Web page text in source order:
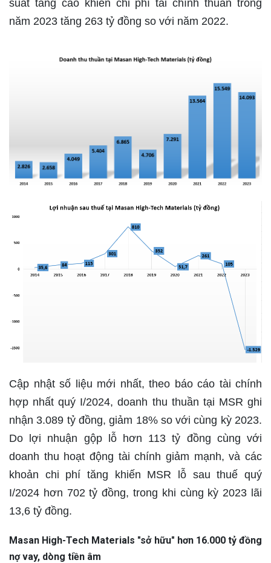
suất tăng cao khiến chi phí tài chính thuần trong
năm 2023 tăng 263 tỷ đồng so với năm 2022.
Cập nhật số liệu mới nhất, theo báo cáo tài chính
hợp nhất quý I/2024, doanh thu thuần tại MSR ghi
nhận 3.089 tỷ đồng, giảm 18% so với cùng kỳ 2023.
Do lợi nhuận gộp lỗ hơn 113 tỷ đồng cùng với
doanh thu hoạt động tài chính giảm mạnh, và các
khoản chi phí tăng khiến MSR lỗ sau thuế quý
I/2024 hơn 702 tỷ đồng, trong khi cùng kỳ 2023 lãi
13,6 tỷ đồng.
Masan High-Tech Materials "sở hữu" hơn 16.000 tỷ đồng
nợ vay, dòng tiền âm